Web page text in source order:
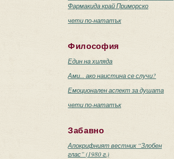
Фармакида край Приморско
чети по-нататък
Философия
Един на хиляда
Ами... ако наистина се случи?
Емоционален аспект за душата
чети по-нататък
Забавно
Апокрифният вестник “Злобен
глас” (1980 г.)